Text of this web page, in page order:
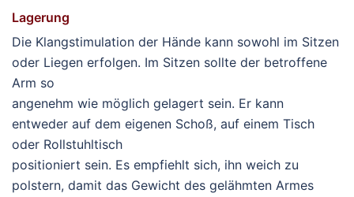
Lagerung
Die Klangstimulation der Hände kann sowohl im Sitzen
oder Liegen erfolgen. Im Sitzen sollte der betroffene
Arm so
angenehm wie möglich gelagert sein. Er kann
entweder auf dem eigenen Schoß, auf einem Tisch
oder Rollstuhltisch
positioniert sein. Es empfiehlt sich, ihn weich zu
polstern, damit das Gewicht des gelähmten Armes